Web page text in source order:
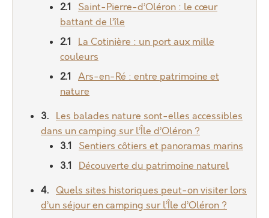
Saint-Pierre-d’Oléron : le cœur
battant de l’île
La Cotinière : un port aux mille
couleurs
Ars-en-Ré : entre patrimoine et
nature
Les balades nature sont-elles accessibles
dans un camping sur l’Île d’Oléron ?
Sentiers côtiers et panoramas marins
Découverte du patrimoine naturel
Quels sites historiques peut-on visiter lors
d’un séjour en camping sur l’Île d’Oléron ?